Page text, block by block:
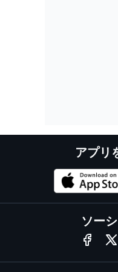
アプリ
ソー